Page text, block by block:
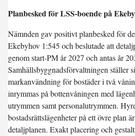
Planbesked för LSS-boende på
Nämnden gav positivt planbesked för
Ekebyhov 1:545 och beslutade att
genom start-PM år 2027 och antas år
Samhällsbyggnadsförvaltningen ställer
markanvändning för bostäder i två
inrymmas på bottenvåningen med
utrymmen samt personalutrymmen.
bostadsrättslägenheter på ett övre plan
detaljplanen. Exakt placering och